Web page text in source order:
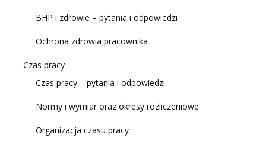
BHP i zdrowie – pytania i odpowiedzi
Ochrona zdrowia pracownika
Czas pracy
Czas pracy – pytania i odpowiedzi
Normy i wymiar oraz okresy rozliczeniowe
Organizacja czasu pracy